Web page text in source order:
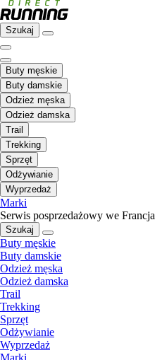
Szukaj
Buty męskie
Buty damskie
Odzież męska
Odzież damska
Trail
Trekking
Sprzęt
Odżywianie
Wyprzedaż
Marki
Serwis posprzedażowy we Francja
Szukaj
Buty męskie
Buty damskie
Odzież męska
Odzież damska
Trail
Trekking
Sprzęt
Odżywianie
Wyprzedaż
Marki